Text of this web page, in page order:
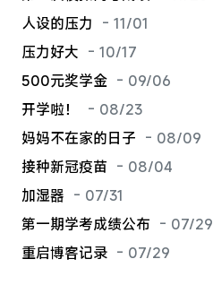
人设的压力 - 11/01
压力好大 - 10/17
500元奖学金 - 09/06
开学啦！
- 08/23
妈妈不在家的日子 - 08/09
接种新冠疫苗 - 08/04
加湿器 - 07/31
第一期学考成绩公布 - 07/29
重启博客记录 - 07/29